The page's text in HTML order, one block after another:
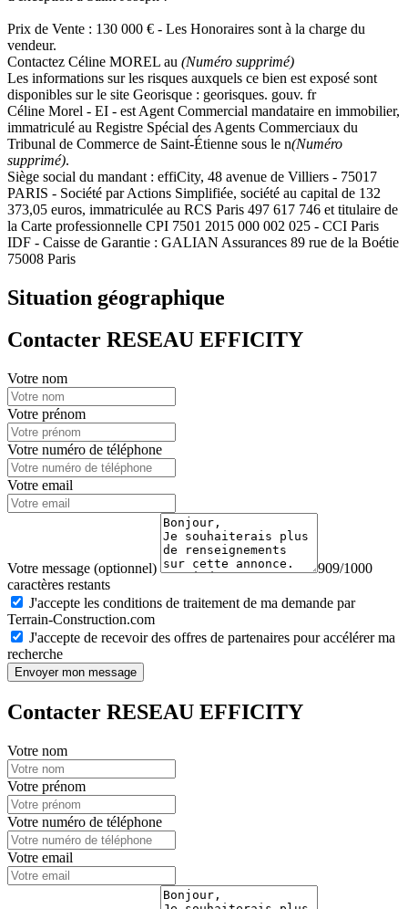
Prix de Vente : 130 000 € - Les Honoraires sont à la charge du
vendeur.
Contactez Céline MOREL au (Numéro supprimé)
Les informations sur les risques auxquels ce bien est exposé sont
disponibles sur le site Georisque : georisques. gouv. fr
Céline Morel - EI - est Agent Commercial mandataire en immobilier,
immatriculé au Registre Spécial des Agents Commerciaux du
Tribunal de Commerce de Saint-Étienne sous le n(Numéro
supprimé).
Siège social du mandant : effiCity, 48 avenue de Villiers - 75017
PARIS - Société par Actions Simplifiée, société au capital de 132
373,05 euros, immatriculée au RCS Paris 497 617 746 et titulaire de
la Carte professionnelle CPI 7501 2015 000 002 025 - CCI Paris
IDF - Caisse de Garantie : GALIAN Assurances 89 rue de la Boétie
75008 Paris
Situation géographique
Contacter RESEAU EFFICITY
Votre nom
Votre prénom
Votre numéro de téléphone
Votre email
Votre message (optionnel)
909/1000
caractères restants
J'accepte les conditions de traitement de ma demande par
Terrain-Construction.com
J'accepte de recevoir des offres de partenaires pour accélérer ma
recherche
Envoyer mon message
Contacter RESEAU EFFICITY
Votre nom
Votre prénom
Votre numéro de téléphone
Votre email